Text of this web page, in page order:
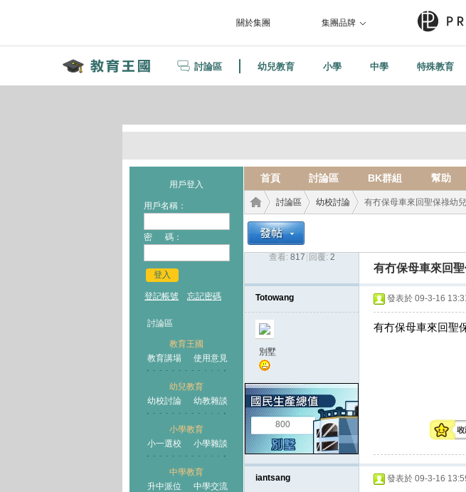
關於集團 集團品牌
討論區 幼兒教育 小學 中學 特殊教育
用戶登入
用戶名稱：
密 碼：
登入
登記帳號 忘記密碼
討論區
教育王國
教育講場
使用意見
幼兒教育
幼校討論
幼教雜談
小學教育
小一選校
小學雜談
中學教育
升中派位
中學交流
首頁 討論區 BK群組 幫助
王國
討論區
›
幼校討論 有冇保母車來回聖保祿幼
查看: 817 回覆: 2
有冇保母車來回
Totowang
別墅
800
發表於 09-3-16
有冇保母車來回聖
iantsang
發表於 09-3-16